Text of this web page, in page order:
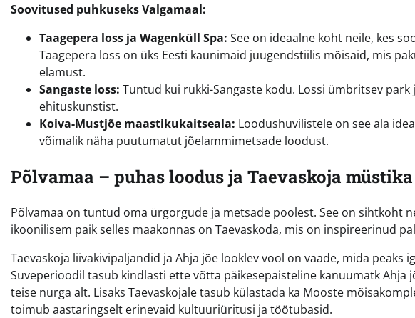
Soovitused puhkuseks Valgamaal:
Taagepera loss ja Wagenküll Spa: See on ideaalne koht neile, kes
Taagepera loss on üks Eesti kaunimaid juugendstiilis mõisaid, mis
elamust.
Sangaste loss: Tuntud kui rukki-Sangaste kodu. Lossi ümbritsev
ehituskunstist.
Koiva-Mustjõe maastikukaitseala: Loodushuvilistele on see ala
võimalik näha puutumatut jõelammimetsade loodust.
Põlvamaa – puhas loodus ja Taevaskoja müstika
Põlvamaa on tuntud oma ürgorgude ja metsade poolest. See on sihtkoht
ikoonilisem paik selles maakonnas on Taevaskoda, mis on inspireerinud
Taevaskoja liivakivipaljandid ja Ahja jõe looklev vool on vaade, mida peaks
Suveperioodil tasub kindlasti ette võtta päikesepaisteline kanuumatk Ahja
teise nurga alt. Lisaks Taevaskojale tasub külastada ka Mooste
toimub aastaringselt erinevaid kultuuriüritusi ja töötubasid.